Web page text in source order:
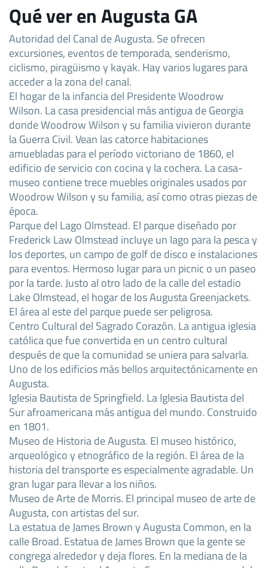
Qué ver en Augusta GA
Autoridad del Canal de Augusta. Se ofrecen
excursiones, eventos de temporada, senderismo,
ciclismo, piragüismo y kayak. Hay varios lugares para
acceder a la zona del canal.
El hogar de la infancia del Presidente Woodrow
Wilson. La casa presidencial más antigua de Georgia
donde Woodrow Wilson y su familia vivieron durante
la Guerra Civil. Vean las catorce habitaciones
amuebladas para el período victoriano de 1860, el
edificio de servicio con cocina y la cochera. La casa-
museo contiene trece muebles originales usados por
Woodrow Wilson y su familia, así como otras piezas de
época.
Parque del Lago Olmstead. El parque diseñado por
Frederick Law Olmstead incluye un lago para la pesca y
los deportes, un campo de golf de disco e instalaciones
para eventos. Hermoso lugar para un picnic o un paseo
por la tarde. Justo al otro lado de la calle del estadio
Lake Olmstead, el hogar de los Augusta Greenjackets.
El área al este del parque puede ser peligrosa.
Centro Cultural del Sagrado Corazón. La antigua iglesia
católica que fue convertida en un centro cultural
después de que la comunidad se uniera para salvarla.
Uno de los edificios más bellos arquitectónicamente en
Augusta.
Iglesia Bautista de Springfield. La Iglesia Bautista del
Sur afroamericana más antigua del mundo. Construido
en 1801.
Museo de Historia de Augusta. El museo histórico,
arqueológico y etnográfico de la región. El área de la
historia del transporte es especialmente agradable. Un
gran lugar para llevar a los niños.
Museo de Arte de Morris. El principal museo de arte de
Augusta, con artistas del sur.
La estatua de James Brown y Augusta Common, en la
calle Broad. Estatua de James Brown que la gente se
congrega alrededor y deja flores. En la mediana de la